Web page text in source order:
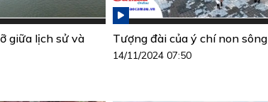
giữa lịch sử và
Tượng đài của ý chí non sông
14/11/2024 07:50